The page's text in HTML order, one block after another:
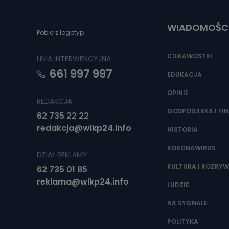
Jakie
Państwa (lub
źródeł
oraz partnerzy
Jak
Można to
Pobierz logotyp
LINIA INTERWENCYJNA
661 997 997
REDAKCJA
62 735 22 22
redakcja@wlkp24.info
DZIAŁ REKLAMY
62 735 01 85
reklama@wlkp24.info
CIEKAWOSTKI
EDUKACJA
OPINIE
GOSPODARKA I
HISTORIA
KORONAWIRUS
KULTURA I
LUDZIE
NA SYGNALE
POLITYKA